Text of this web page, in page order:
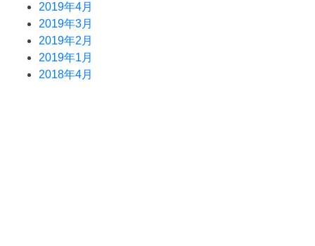
2019年4月
2019年3月
2019年2月
2019年1月
2018年4月